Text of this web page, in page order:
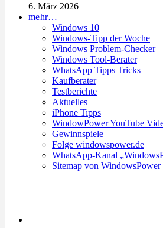
6. März 2026
mehr…
Windows 10
Windows-Tipp der Woche
Windows Problem-Checker
Windows Tool-Berater
WhatsApp Tipps Tricks
Kaufberater
Testberichte
Aktuelles
iPhone Tipps
WindowPower YouTube
Gewinnspiele
Folge windowspower.de
WhatsApp-Kanal
Sitemap von